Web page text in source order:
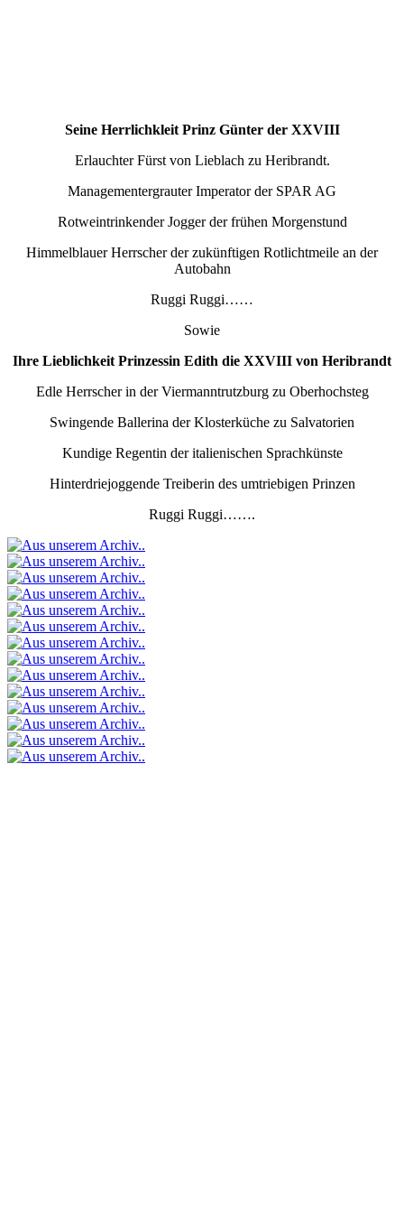
Seine Herrlichkleit Prinz Günter der XXVIII
Erlauchter Fürst von Lieblach zu Heribrandt.
Managementergrauter Imperator der SPAR AG
Rotweintrinkender Jogger der frühen Morgenstund
Himmelblauer Herrscher der zukünftigen Rotlichtmeile an der
Autobahn
Ruggi Ruggi……
Sowie
Ihre Lieblichkeit Prinzessin Edith die XXVIII von Heribrandt
Edle Herrscher in der Viermanntrutzburg zu Oberhochsteg
Swingende Ballerina der Klosterküche zu Salvatorien
Kundige Regentin der italienischen Sprachkünste
Hinterdriejoggende Treiberin des umtriebigen Prinzen
Ruggi Ruggi…….